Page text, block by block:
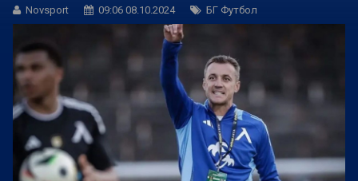
Novsport 09:06 08.10.2024 БГ Футбол